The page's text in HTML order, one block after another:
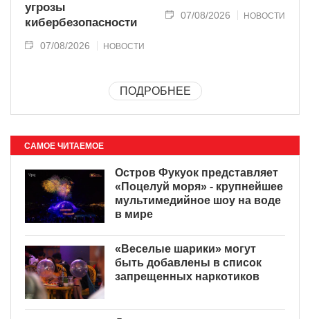
угрозы
кибербезопасности
07/08/2026 НОВОСТИ
07/08/2026 НОВОСТИ
ПОДРОБНЕЕ
САМОЕ ЧИТАЕМОЕ
Остров Фукуок представляет
«Поцелуй моря» - крупнейшее
мультимедийное шоу на воде
в мире
«Веселые шарики» могут
быть добавлены в список
запрещенных наркотиков